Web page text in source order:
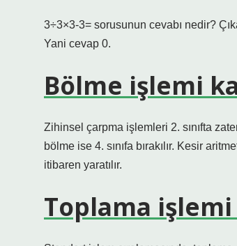
3÷3×3-3= sorusunun cevabı nedir?
Yani cevap 0.
Bölme işlemi
Zihinsel çarpma işlemleri 2. sınıfta
bölme ise 4. sınıfa bırakılır. Kesir
itibaren yaratılır.
Toplama